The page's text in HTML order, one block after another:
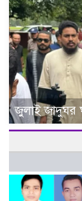
জুলাই জাদুঘর